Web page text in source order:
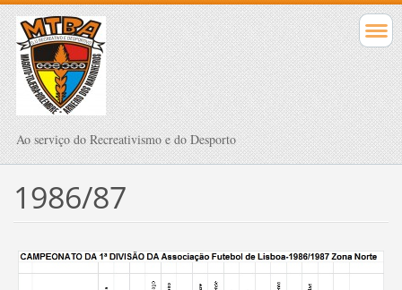
Ao serviço do Recreativismo e do Desporto
1986/87